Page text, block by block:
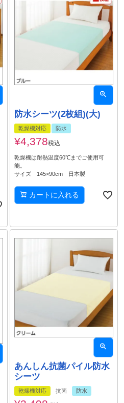
防水シーツ(2枚組)(大)
乾燥機対応 防水
¥4,378税込
乾燥機は耐熱温度60℃までご使用可
能。
サイズ 145×90cm 日本製
カートに入れる
あんしん抗菌パイル防水
シーツ
乾燥機対応 抗菌 防水